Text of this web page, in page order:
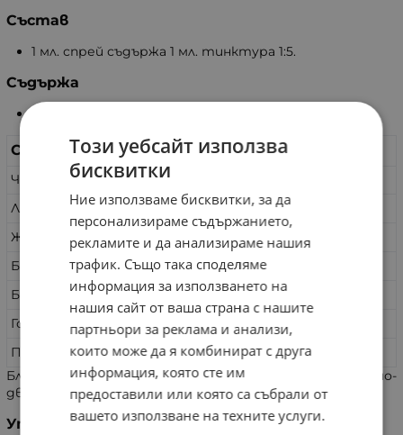
Състав
1 мл. спрей съдържа 1 мл. тинктура 1:5.
Съдържа
Състав В дневна доза
Чесън
Лайка
150 мг.
Жълт кантарион
150 мг.
Безсмъртниче
150 мг.
Брезови пъпки
150 мг.
Горска ягода лист
150 мг.
Прополис 5 %
50 мг.
Благоприятства имунната система и опорно-
двигателния апарат.
Употреба
Този уебсайт използва
бисквитки
Ние използваме бисквитки, за да
персонализираме съдържанието,
рекламите и да анализираме нашия
трафик. Също така споделяме
информация за използването на
нашия сайт от ваша страна с нашите
партньори за реклама и анализи,
които може да я комбинират с друга
информация, която сте им
предоставили или която са събрали от
вашето използване на техните услуги.